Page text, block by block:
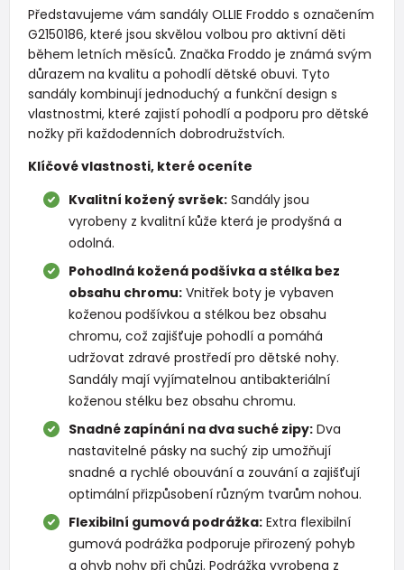
Představujeme vám sandály OLLIE Froddo s označením
G2150186, které jsou skvělou volbou pro aktivní děti
během letních měsíců. Značka Froddo je známá svým
důrazem na kvalitu a pohodlí dětské obuvi. Tyto
sandály kombinují jednoduchý a funkční design s
vlastnostmi, které zajistí pohodlí a podporu pro dětské
nožky při každodenních dobrodružstvích.
Klíčové vlastnosti, které oceníte
Kvalitní kožený svršek: Sandály jsou
vyrobeny z kvalitní kůže která je prodyšná a
odolná.
Pohodlná kožená podšívka a stélka bez
obsahu chromu: Vnitřek boty je vybaven
koženou podšívkou a stélkou bez obsahu
chromu, což zajišťuje pohodlí a pomáhá
udržovat zdravé prostředí pro dětské nohy.
Sandály mají vyjímatelnou antibakteriální
koženou stélku bez obsahu chromu.
Snadné zapínání na dva suché zipy: Dva
nastavitelné pásky na suchý zip umožňují
snadné a rychlé obouvání a zouvání a zajišťují
optimální přizpůsobení různým tvarům nohou.
Flexibilní gumová podrážka: Extra flexibilní
gumová podrážka podporuje přirozený pohyb
a ohyb nohy při chůzi. Podrážka vyrobena z